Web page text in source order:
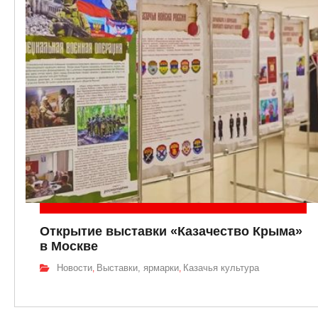
Открытие выставки «Казачество Крыма»
в Москве
Новости, Выставки, ярмарки, Казачья культура